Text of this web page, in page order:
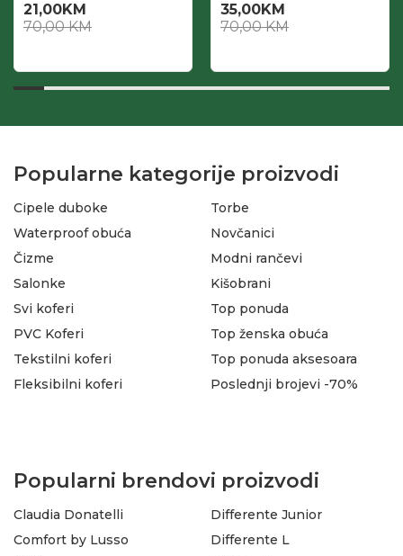
21,00KM
70,00KM
35,00KM
70,00KM
Popularne kategorije proizvodi
Cipele duboke
Waterproof obuća
Čizme
Salonke
Torbe
Novčanici
Modni rančevi
Kišobrani
Svi koferi
PVC Koferi
Tekstilni koferi
Fleksibilni koferi
Top ponuda
Top ženska obuća
Top ponuda aksesoara
Poslednji brojevi -70%
Popularni brendovi proizvodi
Claudia Donatelli
Comfort by Lusso
Differente Junior
Differente L